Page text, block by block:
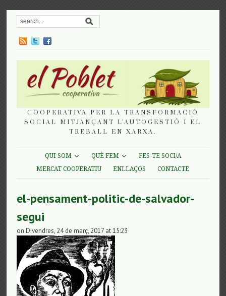
COOPERATIVA PER LA TRANSFORMACIÓ
SOCIAL MITJANÇANT L'AUTOGESTIÓ I EL
TREBALL EN XARXA.
QUI SOM QUÈ FEM
FES-TE SOCI/A
MERCAT COOPERATIU
ENLLAÇOS CONTACTE
el-pensament-politic-de-salvador-
segui
on Divendres, 24 de març, 2017 at 15:23